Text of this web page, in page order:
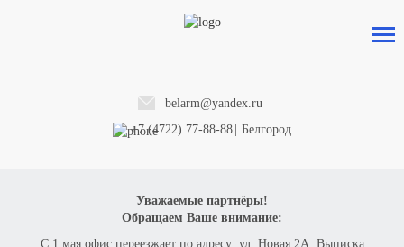
belarm@yandex.ru
+7 (4722) 77-88-88
Белгород
Уважаемые партнёры!
Обращаем Ваше внимание:
С 1 мая офис переезжает по адресу: ул. Новая 2А. Выписка